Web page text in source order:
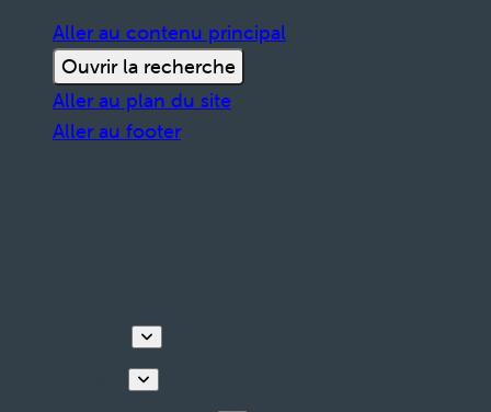
Aller au contenu principal
Ouvrir la recherche
Aller au plan du site
Aller au footer